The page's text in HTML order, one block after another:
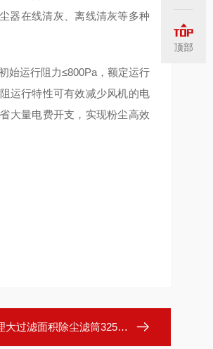
器在线清灰、离线清灰等多种
始运行阻力≤800Pa，额定运行
运行特性可有效减少风机的电
大量电费开支，实现粉尘高效
滤面积除尘滤筒325*660mm
顶部